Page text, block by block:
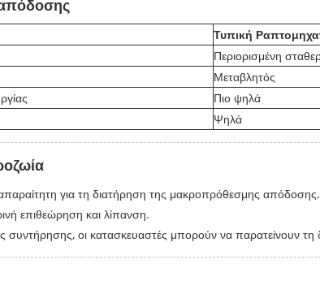
Τυπική
Περιορισμένη
Μεταβλητός
Πιο ψηλά
Ψηλά
για τη διατήρηση της μακροπρόθεσμης
επιθεώρηση και λίπανση.
συντήρησης, οι κατασκευαστές μπορούν να παρατείνουν